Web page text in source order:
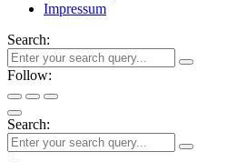
Impressum
Search:
Follow:
Search: